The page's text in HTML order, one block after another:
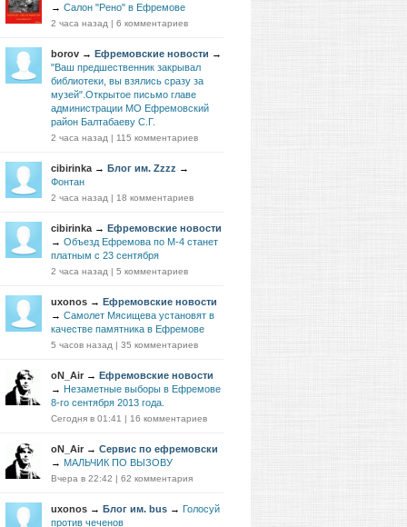
→ Салон "Рено" в Ефремове
2 часа назад | 6 комментариев
borov → Ефремовские новости →
"Ваш предшественник закрывал
библиотеки, вы взялись сразу за
музей".Открытое письмо главе
администрации МО Ефремовский
район Балтабаеву С.Г.
2 часа назад | 115 комментариев
cibirinka → Блог им. Zzzz →
Фонтан
2 часа назад | 18 комментариев
cibirinka → Ефремовские новости
→ Объезд Ефремова по М-4 станет
платным с 23 сентября
2 часа назад | 5 комментариев
uxonos → Ефремовские новости
→ Самолет Мясищева установят в
качестве памятника в Ефремове
5 часов назад | 35 комментариев
oN_Air → Ефремовские новости
→ Незаметные выборы в Ефремове
8-го сентября 2013 года.
Сегодня в 01:41 | 16 комментариев
oN_Air → Сервис по ефремовски
→ МАЛЬЧИК ПО ВЫЗОВУ
Вчера в 22:42 | 62 комментария
uxonos → Блог им. bus → Голосуй
против чеченов